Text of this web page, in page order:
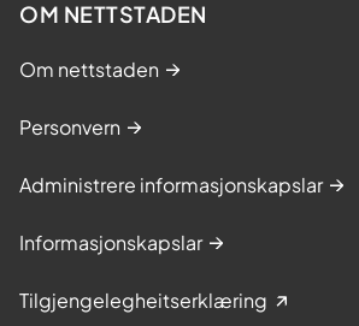
OM NETTSTADEN
Om nettstaden
Personvern
Administrere informasjonskapslar
Informasjonskapslar
Tilgjengelegheitserklæring